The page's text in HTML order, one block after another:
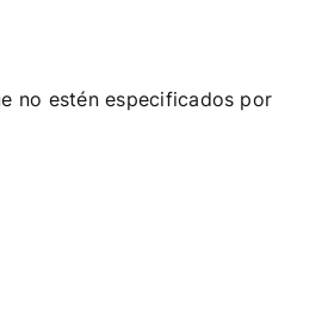
no estén especificados por